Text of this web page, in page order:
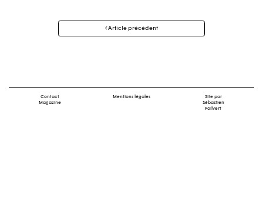
Navigation
Article précédent
Contact
Magazine
Mentions légales
Site par
Sébastien
Poilvert